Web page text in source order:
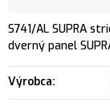
S741/AL SUPRA
dverný panel
Výrobca: